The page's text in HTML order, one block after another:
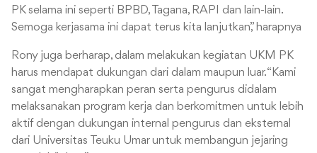
PK selama ini seperti BPBD, Tagana, RAPI dan lain-lain.
Semoga kerjasama ini dapat terus kita lanjutkan,” harapnya
Rony juga berharap, dalam melakukan kegiatan UKM PK
harus mendapat dukungan dari dalam maupun luar. “Kami
sangat mengharapkan peran serta pengurus didalam
melaksanakan program kerja dan berkomitmen untuk lebih
aktif dengan dukungan internal pengurus dan eksternal
dari Universitas Teuku Umar untuk membangun jejaring